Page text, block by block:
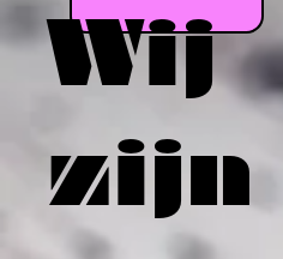
Wij
zijn